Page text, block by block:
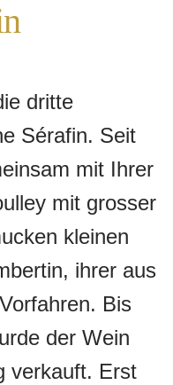
dritte
Sérafin. Seit
mit Ihrer
mit grosser
kleinen
ihrer aus
Bis
der Wein
verkauft. Erst